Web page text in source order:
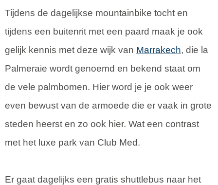
Tijdens de dagelijkse mountainbike tocht en
tijdens een buitenrit met een paard maak je ook
gelijk kennis met deze wijk van Marrakech, die la
Palmeraie wordt genoemd en bekend staat om
de vele palmbomen. Hier word je je ook weer
even bewust van de armoede die er vaak in grote
steden heerst en zo ook hier. Wat een contrast
met het luxe park van Club Med.
Er gaat dagelijks een gratis shuttlebus naar het